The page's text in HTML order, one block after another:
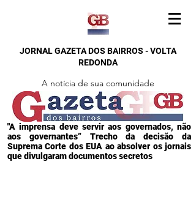
JORNAL GAZETA DOS BAIRROS - VOLTA
REDONDA
A notícia de sua comunidade
"A imprensa deve servir aos governados, não
aos governantes” Trecho da decisão da
Suprema Corte dos EUA ao absolver os jornais
que divulgaram documentos secretos